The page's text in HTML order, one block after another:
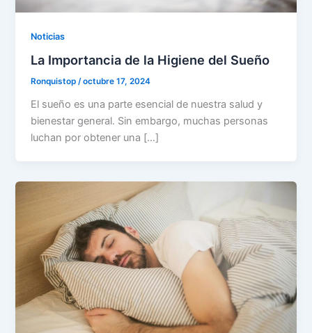
Noticias
La Importancia de la Higiene del Sueño
Ronquistop/octubre 17, 2024
El sueño es una parte esencial de nuestra salud y
bienestar general. Sin embargo, muchas personas
luchan por obtener una […]